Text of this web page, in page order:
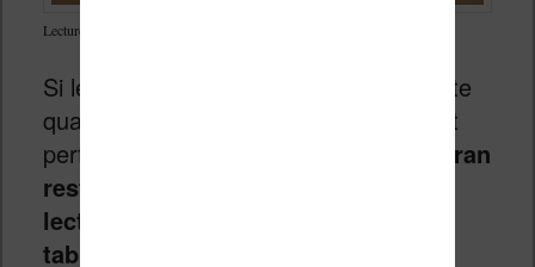
Lecture d’un Comics sans éclairage sur la liseuse Vivlio Color
Si les couleurs sont bienvenues, on note
quand même que l’écran est largement
perfectible.
Malgré ces critiques, l’écran
reste bien plus confortable pour la
lecture d’ebooks que l’écran d’une
tablette ou d’un smartphone qui va